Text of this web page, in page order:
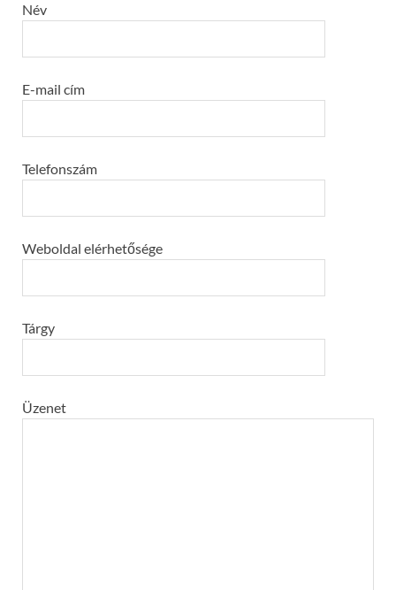
Név
E-mail cím
Telefonszám
Weboldal elérhetősége
Tárgy
Üzenet